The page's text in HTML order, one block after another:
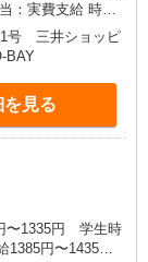
1号 三井ショッピ
BAY
を見る
〜1335円 学生時
1385円〜1435